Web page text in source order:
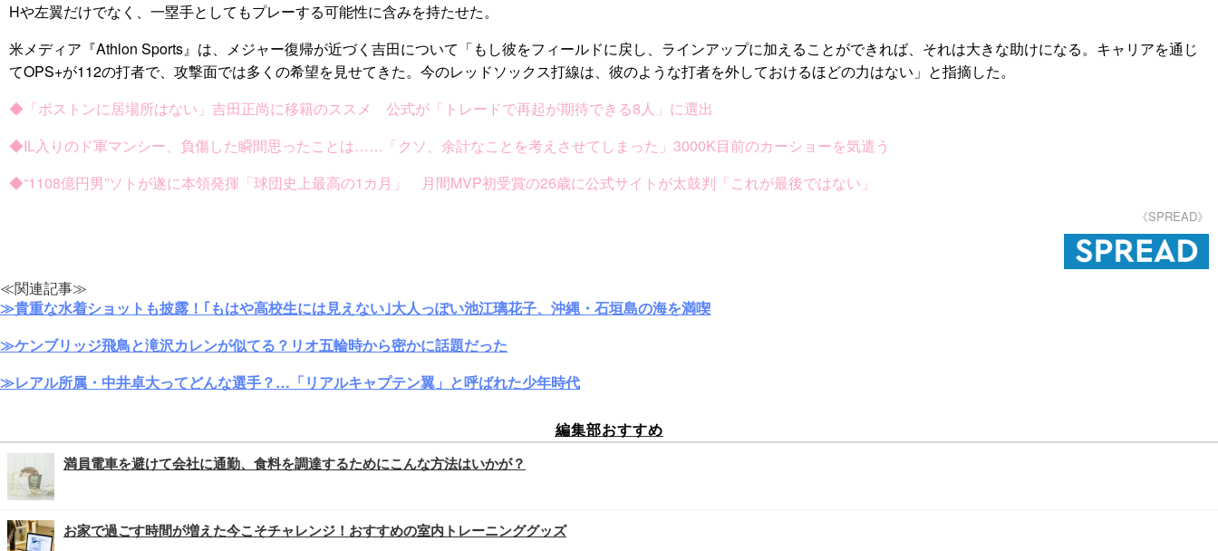
Hや左翼だけでなく、一塁手としてもプレーする可能性に含みを持たせた。
米メディア『Athlon Sports』は、メジャー復帰が近づく吉田について「もし彼をフィールドに戻し、ラインアップに加えることができれば、それは大きな助けになる。キャリアを通じ
てOPS+が112の打者で、攻撃面では多くの希望を見せてきた。今のレッドソックス打線は、彼のような打者を外しておけるほどの力はない」と指摘した。
◆「ボストンに居場所はない」吉田正尚に移籍のススメ 公式が「トレードで再起が期待できる8人」に選出
◆IL入りのド軍マンシー、負傷した瞬間思ったことは……「クソ、余計なことを考えさせてしまった」3000K目前のカーショーを気遣う
◆“1108億円男”ソトが遂に本領発揮「球団史上最高の1カ月」 月間MVP初受賞の26歳に公式サイトが太鼓判「これが最後ではない」
《SPREAD》
≪関連記事≫
≫貴重な水着ショットも披露！｢もはや高校生には見えない｣大人っぽい池江璃花子、沖縄・石垣島の海を満喫
≫ケンブリッジ飛鳥と滝沢カレンが似てる？リオ五輪時から密かに話題だった
≫レアル所属・中井卓大ってどんな選手？…「リアルキャプテン翼」と呼ばれた少年時代
編集部おすすめ
満員電車を避けて会社に通勤、食料を調達するためにこんな方法はいかが？
お家で過ごす時間が増えた今こそチャレンジ！おすすめの室内トレーニンググッズ